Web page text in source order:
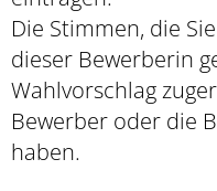
Die Stimmen, die
dieser Bewerberin
Wahlvorschlag
Bewerber oder die
haben.